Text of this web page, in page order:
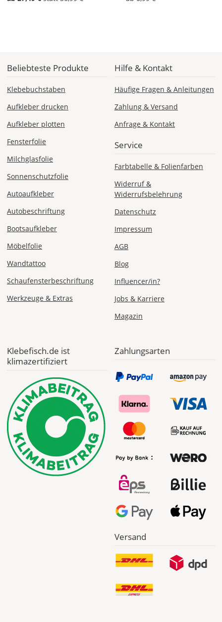
ab 24,98
Produktionsaufschlag
ab 9,99 EUR*
Versandkosten 14,99
*
vom
Bestellwert:
genauen
werden
Dir
Checkout
Beliebteste Produkte
Klebebuchstaben
Aufkleber drucken
Aufkleber plotten
Fensterfolie
Milchglasfolie
Sonnenschutzfolie
Autoaufkleber
Autobeschriftung
Bootsaufkleber
Möbelfolie
Wandtattoo
Schaufensterbeschriftung
Werkzeuge & Extras
Hilfe & Kontakt
Häufige Fragen & Anleitungen
Zahlung & Versand
Anfrage & Kontakt
Service
Farbtabelle & Folienfarben
Widerruf &
Widerrufsbelehrung
Datenschutz
Impressum
AGB
Blog
Influencer/in?
Jobs & Karriere
Magazin
Klebefisch.de ist
klimazertifiziert
Zahlungsarten
Versand